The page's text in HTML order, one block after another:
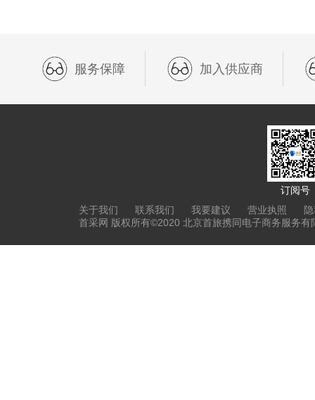
服务保障 加入供应商
订阅号
关于我们
联系我们 我要建议 营业执照
首采网 版权所有©2020 北京首旅携同电子商务服务有